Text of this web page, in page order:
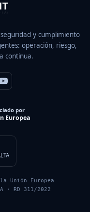
y cumplimiento
operación, riesgo,
continua.
por
Europea
Unión Europea
· RD 311/2022